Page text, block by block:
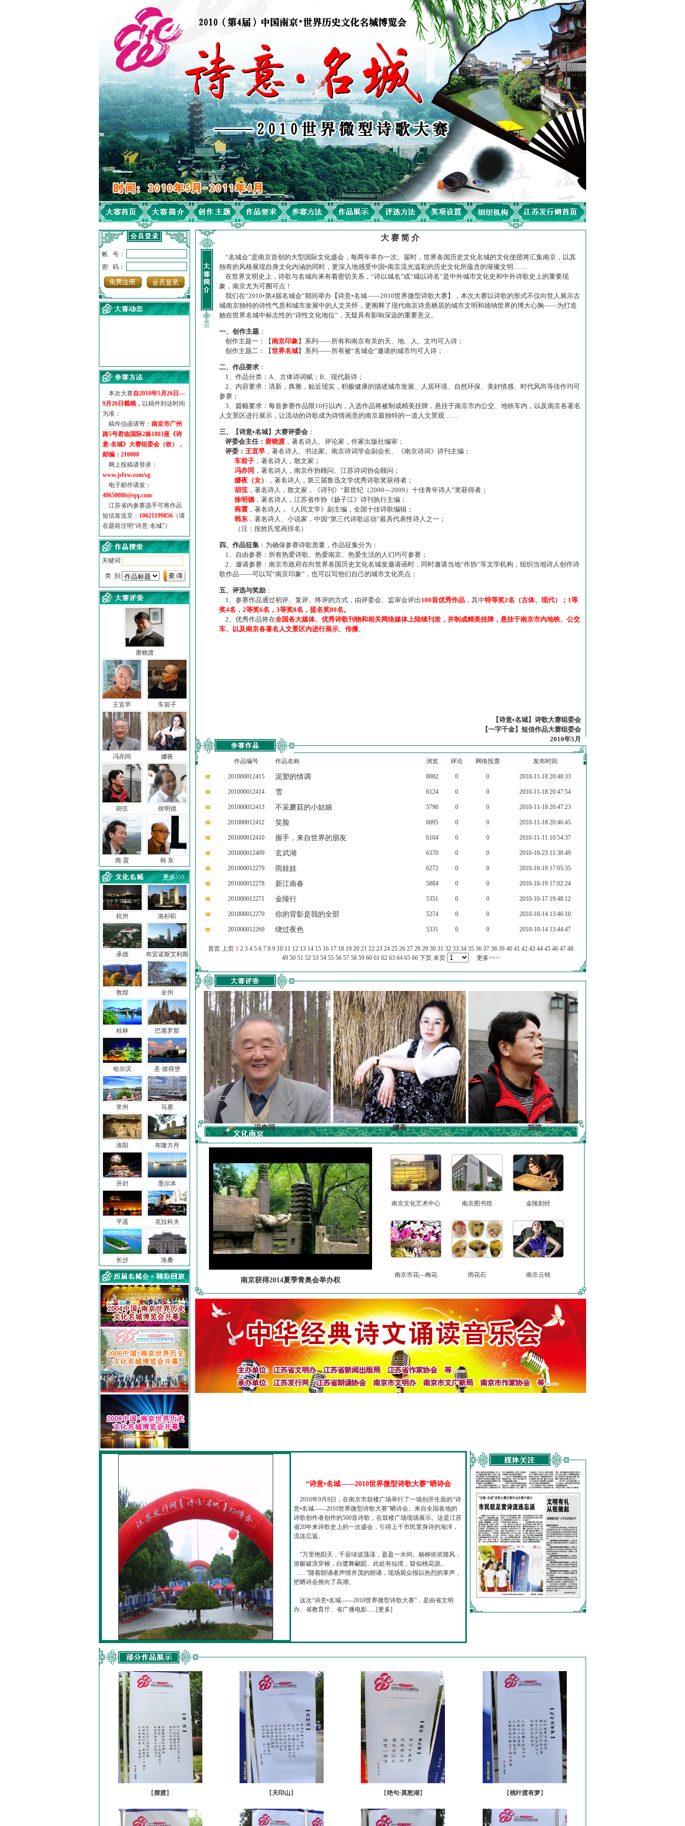
帐 号：
密 码：
·【诗意·名城】地铁展示作...
诗意名城·地铁时间
地铁完美呈现【诗意·名城...
参赛作品多达5000多首
“诗意·名城”晒诗会
特别通知--致广大诗词爱好...
本次大赛自2010年5月26日—
9月26日截稿， 以稿件到达时间
为准：
稿件信函请寄： 南京市广州
路5号君临国际2栋1803座《诗
意·名城》大赛组委会（收），
邮编：210008
网上投稿请登录：
www.jsfxw.com/sg
电子邮件请发：
40650086@qq.com
江苏省内参赛选手可将作品
短信发送至： 10621199856 （请
在题前注明“诗意·名城”）
关键词:
类 别:
唐晓渡
王宜早 车前子
冯亦同 娜夜
胡弦 徐明德
商 震 韩 东
杭州
承德
敦煌
桂林
哈尔滨
常州
洛阳
开封
平遥
长沙
洛杉矶
布宜诺斯艾利斯
全州
巴塞罗那
圣·彼得堡
马赛
布隆方丹
墨尔本
克拉科夫
洛桑
大 赛 简 介
“名城会”是南京首创的大型国际文化盛会，每两年举办一次。届时，世界各国历史文化名城的文化使团将汇集南京，以其
独有的风格展现自身文化内涵的同时，更深入地感受中国•南京流光溢彩的历史文化所蕴含的璀璨文明……
在世界文明史上，诗歌与名城向来有着密切关系，“诗以城名”或“城以诗名”是中外城市文化史和中外诗歌史上的重要现
象，南京尤为可圈可点！
我们在“2010•第4届名城会”期间举办【诗意•名城——2010世界微型诗歌大赛】，本次大赛以诗歌的形式不仅向世人展示古
城南京独特的诗性气质和城市发展中的人文关怀，更阐释了现代南京诗意栖居的城市文明和雄纳世界的博大心胸——为打造
她在世界名城中标志性的“诗性文化地位”，无疑具有影响深远的重要意义。
一、创作主题 ：
创作主题一：【南京印象】系列——所有和南京有关的天、地、人、文均可入诗；
创作主题二：【世界名城】系列——所有被“名城会”邀请的城市均可入诗；
二、作品要求 ：
1、作品分类：A、古体诗词赋；B、现代新诗；
2、内容要求：清新，典雅，贴近现实，积极健康的描述城市发展、人居环境、自然环保、美好情感、时代风尚等佳作均可
参赛；
3、篇幅要求：每首参赛作品限10行以内，入选作品将被制成精美挂牌，悬挂于南京市内公交、地铁车内，以及南京各著名
人文景区进行展示，让流动的诗歌成为诗情画意的南京最独特的一道人文景观……
三、【诗意•名城】大赛评委会 ：
评委会主任： 唐晓渡 ，著名诗人、评论家，作家出版社编审；
评委： 王宜早 ，著名诗人、书法家。南京诗词学会副会长、《南京诗词》诗刊主编；
车前子 ，著名诗人，散文家；
冯亦同 ，著名诗人，南京作协顾问、江苏诗词协会顾问；
娜夜（女）
，著名诗人，第三届鲁迅文学优秀诗歌奖获得者；
胡弦，著名诗人，散文家，《诗刊》“新世纪（2000—2009）十佳青年诗人”奖获得者；
徐明德，著名诗人，江苏省作协《扬子江》诗刊执行主编；
商震 ，著名诗人，《人民文学》副主编，全国十佳诗歌编辑；
韩东 ，著名诗人、小说家，中国“第三代诗歌运动”最具代表性诗人之一；
（注：按姓氏笔画排名）
四、作品征集 ：为确保参赛诗歌质量，作品征集分为：
1、自由参赛：所有热爱诗歌、热爱南京、热爱生活的人们均可参赛；
2、邀请参赛：南京市政府在向世界各国历史文化名城发邀请函时，同时邀请当地“作协”等文学机构，组织当地诗人创作诗
歌作品——可以写“南京印象”，也可以写他们自己的城市文化亮点；
五、评选与奖励 ：
1、参赛作品通过初评、复评、终评的方式，由评委会、监审会评出 100首优秀作品 ，其中特等奖2名（古体、现代）；1等
奖4名，2等奖6名，3等奖8名，提名奖80名。
2、优秀作品将在全国各大媒体、优秀诗歌刊物和相关网络媒体上陆续刊发，并制成精美挂牌，悬挂于南京市内地铁、公交
车、以及南京各著名人文景区内进行展示、传播。
【诗意•名城】诗歌大赛组委会
【一字千金】短信作品大赛组委会
2010年5月
作品编号 作品名称 浏览 评论 网络投票 发布时间
201000012415 泥塑的情调 8082 0 0 2010-11-18 20:48:33
201000012414 雪 6124 0 0 2010-11-18 20:47:54
201000012413 不采蘑菇的小姑娘 5790 0 0 2010-11-18 20:47:23
201000012412 笑脸 6095 0 0 2010-11-18 20:46:45
201000012410 握手，来自世界的朋友 6104 0 0 2010-11-11 10:54:37
201000012409 玄武湖 6370 0 0 2010-10-23 11:38:49
201000012279 雨娃娃 6272 0 0 2010-10-19 17:05:35
201000012278 新江南春 5884 0 0 2010-10-19 17:02:24
201000012271 金陵行 5351 0 0 2010-10-17 19:48:12
201000012270 你的背影是我的全部 5274 0 0 2010-10-14 13:46:10
201000012269 绕过夜色 5331 0 0 2010-10-14 13:44:47
首页 上页 1 2 3 4 5 6 7 8 9 10 11 12 13 14 15 16 17 18 19 20 21 22 23 24 25 26 27 28 29 30 31 32 33 34 35 36 37 38 39 40 41 42 43 44 45 46 47 48
49 50 51 52 53 54 55 56 57 58 59 60 61 62 63 64 65 66 下页 末页 更多>>>
车前子 冯亦同 娜夜 胡弦
南京文化艺术中心 南京图书馆 金陵刻经
南京市花—梅花 雨花石 南京云锦
南京获得2014夏季青奥会举办权
“诗意•名城——2010世界微型诗歌大赛”晒诗会
2010年9月8日，在南京市鼓楼广场举行了一场别开生面的“诗
意•名城——2010世界微型诗歌大赛”晒诗会。来自全国各地的
诗歌创作者创作的500首诗歌，在鼓楼广场现场展示。这是江苏
省20年来诗歌史上的一次盛会，引得上千市民置身诗的海洋，
流连忘返。
“万里艳阳天，千亩绿波荡漾，盈盈一水间。杨柳依依随风，
游艇破浪穿梭，白鹭舞翩跹。此处有仙境，疑似桃花源。
……”随着朗诵者声情并茂的朗诵，现场观众报以热烈的掌声，
把晒诗会推向了高潮。
这次“诗意•名城——2010世界微型诗歌大赛”，是由省文明
办、省教育厅、省广播电影......[更多]
【摆渡】 【 天印山】 【绝句·莫愁湖 】 【桃叶渡有梦】